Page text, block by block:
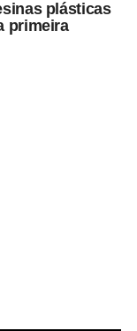
plásticas
primeira